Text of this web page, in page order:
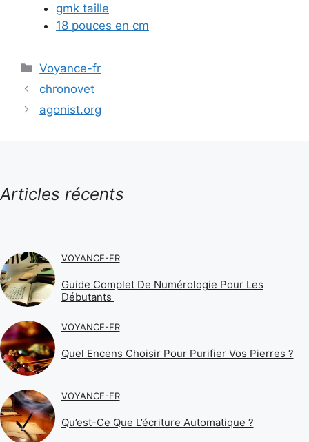
gmk taille
18 pouces en cm
Catégories
Voyance-fr
chronovet
agonist.org
Articles récents
VOYANCE-FR
Guide Complet De Numérologie Pour Les
Débutants
VOYANCE-FR
Quel Encens Choisir Pour Purifier Vos Pierres ?
VOYANCE-FR
Qu’est-Ce Que L’écriture Automatique ?